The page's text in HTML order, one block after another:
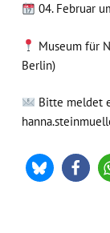
04. Februar
Museum für
Berlin)
Bitte meldet